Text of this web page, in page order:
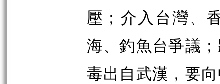
壓；介入台灣、
海、釣魚台爭議
毒出自武漢，要